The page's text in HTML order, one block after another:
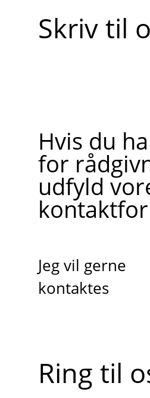
Skriv til
Hvis du
for
udfyld
Jeg vil gerne
kontaktes
Ring til